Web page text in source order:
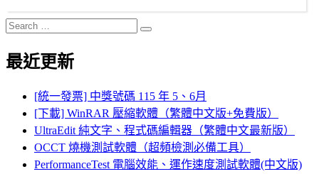
Search
for:
Search
最近更新
[統一發票] 中獎號碼 115 年 5、6月
[下載] WinRAR 壓縮軟體（繁體中文版+免費版）
UltraEdit 純文字、程式碼編輯器（繁體中文最新版）
OCCT 燒機測試軟體（超頻檢測必備工具）
PerformanceTest 電腦效能、運作速度測試軟體(中文版)